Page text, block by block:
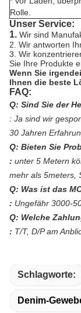
Rolle.
Unser Service:
1. Wir sind
2. Wir antworten
3. Wir
Sie Ihre Produkte
Wenn Sie
Ihnen die beste
FAQ:
Q: Sind Sie der
: Ja sind wir
30 Jahren
Q: Bieten Sie
: unter 5 Metern
mehr als 5meters,
Q: Was ist das
: Ungefähr 3000-
Q: Welche
: T/T, D/P am
Schlagworte:
Denim-